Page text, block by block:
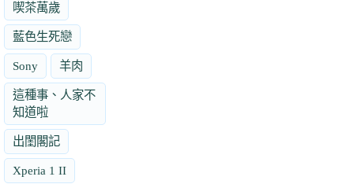
喫茶萬歲
藍色生死戀
Sony 羊肉
這種事、人家不
知道啦
出閨閣記
Xperia 1 II